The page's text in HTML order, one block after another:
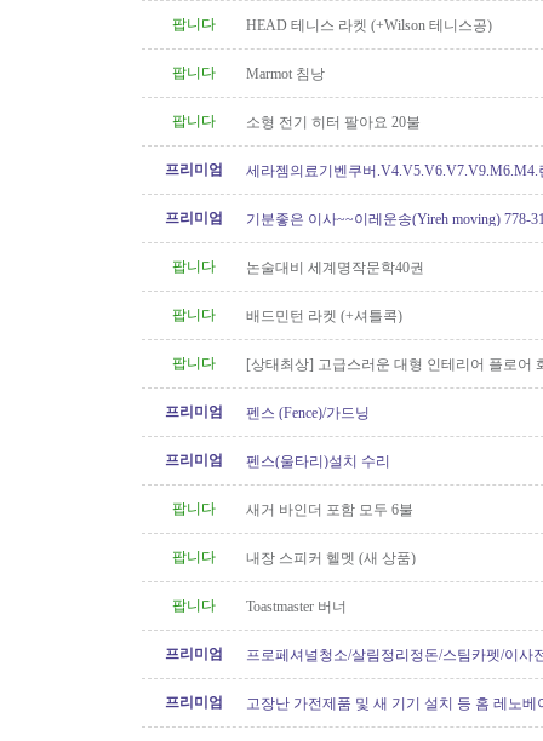
팝니다 HEAD 테니스 라켓 (+Wilson 테니스공)
팝니다 Marmot 침낭
팝니다 소형 전기 히터 팔아요 20불
프리미엄
세라젬의료기벤쿠버.V4.V5.V6.V7.V9.M6.M4.
프리미엄
기분좋은 이사~~이레운송(Yireh moving) 778-
팝니다 논술대비 세계명작문학40권
팝니다 배드민턴 라켓 (+셔틀콕)
팝니다
[상태최상] 고급스러운 대형 인테리어 플로어
프리미엄
펜스 (Fence)/가드닝
프리미엄 펜스(울타리)설치 수리
팝니다 새거 바인더 포함 모두 6불
팝니다 내장 스피커 헬멧 (새 상품)
팝니다 Toastmaster 버너
프리미엄
프로페셔널청소/살림정리정돈/스팀카펫/이사
프리미엄
고장난 가전제품 및 새 기기 설치 등 홈 레노베